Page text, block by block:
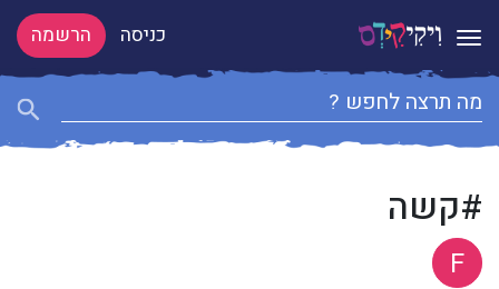
Toggle navigation כניסה הרשמה
#קשה
F